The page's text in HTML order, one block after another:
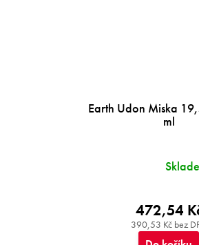
Earth Udon Miska
ml
390,53 Kč bez
472,54